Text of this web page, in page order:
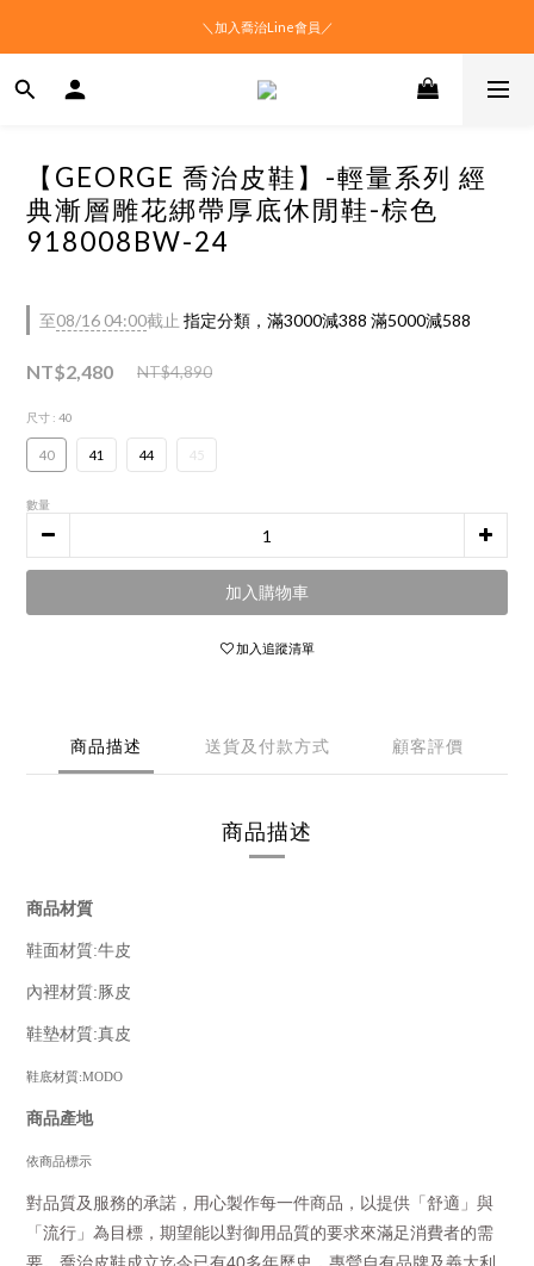
＼加入喬治Line會員／
【GEORGE 喬治皮鞋】-輕量系列 經
典漸層雕花綁帶厚底休閒鞋-棕色
918008BW-24
至08/16 04:00截止 指定分類，滿3000減388 滿5000減588
NT$2,480 NT$4,890
尺寸 : 40
40 41 44 45
數量
加入購物車
加入追蹤清單
商品描述 送貨及付款方式 顧客評價
商品描述
商品材質
鞋面材質:牛皮
內裡材質:豚皮
鞋墊材質:真皮
鞋底材質:MODO
商品產地
依商品標示
對品質及服務的承諾，用心製作每一件商品，以提供「舒適」與
「流行」為目標，期望能以對御用品質的要求來滿足消費者的需